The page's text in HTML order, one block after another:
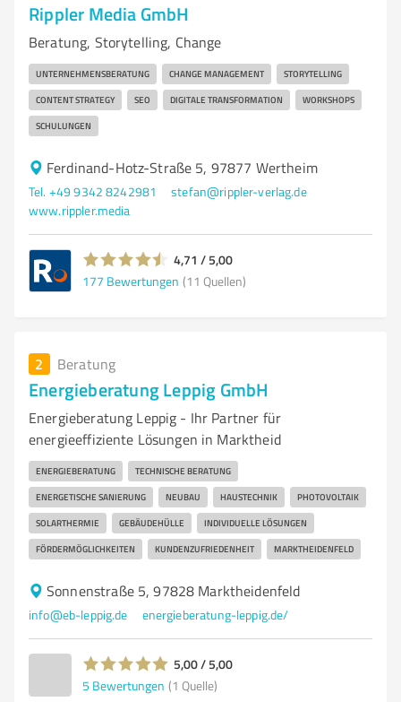
Rippler Media GmbH
Beratung, Storytelling, Change
UNTERNEHMENSBERATUNG CHANGE MANAGEMENT STORYTELLING
CONTENT STRATEGY SEO DIGITALE TRANSFORMATION WORKSHOPS
SCHULUNGEN
Ferdinand-Hotz-Straße 5, 97877 Wertheim
Tel. +49 9342 8242981
stefan@rippler-verlag.de
www.rippler.media
4,71 / 5,00
177 Bewertungen (11 Quellen)
2 Beratung
Energieberatung Leppig GmbH
Energieberatung Leppig - Ihr Partner für
energieeffiziente Lösungen in Marktheid
ENERGIEBERATUNG TECHNISCHE BERATUNG
ENERGETISCHE SANIERUNG NEUBAU HAUSTECHNIK PHOTOVOLTAIK
SOLARTHERMIE GEBÄUDEHÜLLE INDIVIDUELLE LÖSUNGEN
FÖRDERMÖGLICHKEITEN KUNDENZUFRIEDENHEIT MARKTHEIDENFELD
Sonnenstraße 5, 97828 Marktheidenfeld
info@eb-leppig.de energieberatung-leppig.de/
5,00 / 5,00
5 Bewertungen (1 Quelle)